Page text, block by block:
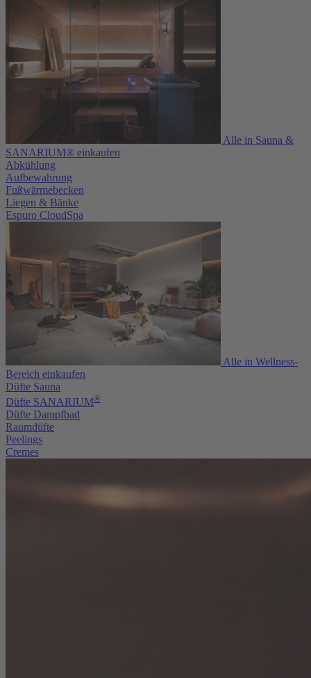
Alle in Sauna &
SANARIUM® einkaufen
Abkühlung
Aufbewahrung
Fußwärmebecken
Liegen & Bänke
Espuro CloudSpa
Alle in Wellness-
Bereich einkaufen
Düfte Sauna
Düfte SANARIUM®
Düfte Dampfbad
Raumdüfte
Peelings
Cremes